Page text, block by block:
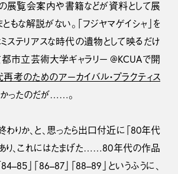
展覧会案内や書籍などが資料として展
もな解説がない。「フジヤマゲイシャ」を
ステリアスな時代の遺物として映るだけ
都市立芸術大学ギャラリー @KCUAで開
考のためのアーカイバル・プラクティス
ったのだが……。
わりか、と、思ったら出口付近に「80年代
り、これにはたまげた……80年代の作品
」「86–87」「88–89」というふうに、